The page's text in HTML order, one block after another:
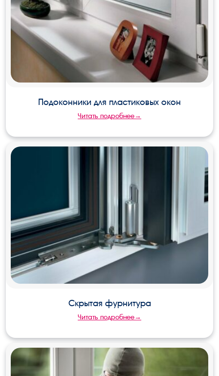
Подоконники для пластиковых окон
Читать подробнее→
Скрытая фурнитура
Читать подробнее→